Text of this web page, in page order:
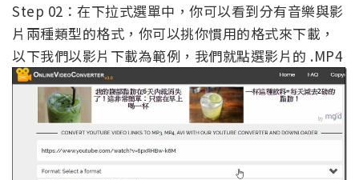
Step 02：在下拉式選單中，你可以看到分有音樂與影
片兩種類型的格式，你可以挑你慣用的格式來下載，
以下我們以影片下載為範例，我們就點選影片的 .MP4